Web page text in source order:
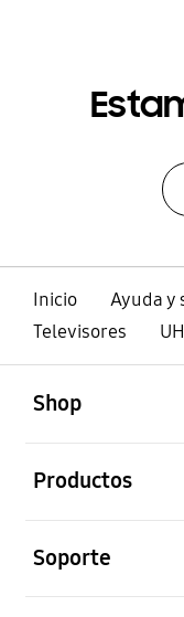
Inicio
Ayuda y
Televisores
Shop
Productos
Soporte